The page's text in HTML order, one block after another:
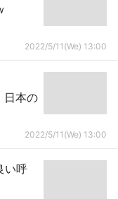
2022/5/11(We) 13:00
日本の
2022/5/11(We) 13:00
い呼